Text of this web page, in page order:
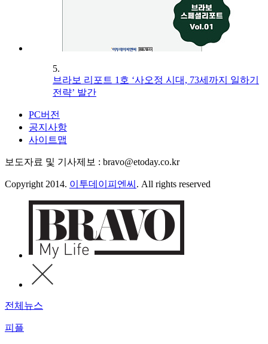
5.
브라보 리포트 1호 ‘사오정 시대, 73세까지 일하기
전략’ 발간
PC버전
공지사항
사이트맵
보도자료 및 기사제보 : bravo@etoday.co.kr
Copyright 2014. 이투데이피엔씨 . All rights reserved
전체뉴스
피플